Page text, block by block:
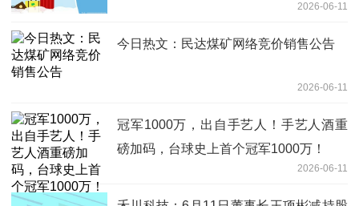
2026-06-11
今日热文：民达煤矿网络竞价销售公告
2026-06-11
冠军1000万，出自手艺人！手艺人酒重
磅加码，台球史上首个冠军1000万！
2026-06-11